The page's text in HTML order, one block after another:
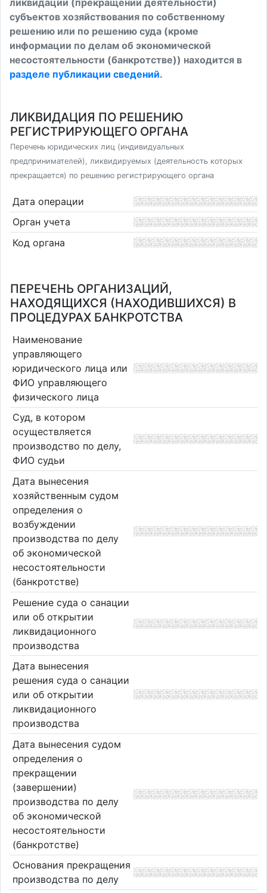
ликвидации (прекращении деятельности)
субъектов хозяйствования по собственному
решению или по решению суда (кроме
информации по делам об экономической
несостоятельности (банкротстве)) находится в
разделе публикации сведений.
ЛИКВИДАЦИЯ ПО РЕШЕНИЮ
РЕГИСТРИРУЮЩЕГО ОРГАНА
Перечень юридических лиц (индивидуальных
предпринимателей), ликвидируемых (деятельность которых
прекращается) по решению регистрирующего органа
Дата операции
Орган учета
Код органа
ПЕРЕЧЕНЬ ОРГАНИЗАЦИЙ,
НАХОДЯЩИХСЯ (НАХОДИВШИХСЯ) В
ПРОЦЕДУРАХ БАНКРОТСТВА
Наименование
управляющего
юридического лица или
ФИО управляющего
физического лица
Суд, в котором
осуществляется
производство по делу,
ФИО судьи
Дата вынесения
хозяйственным судом
определения о
возбуждении
производства по делу
об экономической
несостоятельности
(банкротстве)
Решение суда о санации
или об открытии
ликвидационного
производства
Дата вынесения
решения суда о санации
или об открытии
ликвидационного
производства
Дата вынесения судом
определения о
прекращении
(завершении)
производства по делу
об экономической
несостоятельности
(банкротстве)
Основания прекращения
производства по делу